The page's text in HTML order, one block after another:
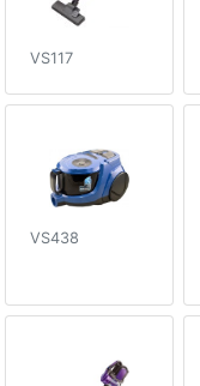
VS117
VS438